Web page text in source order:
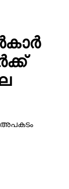
അപകടം